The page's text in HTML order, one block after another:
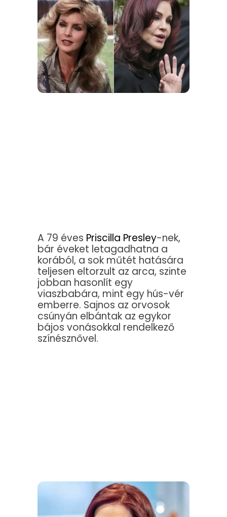
A 79 éves Priscilla Presley-nek,
bár éveket letagadhatna a
korából, a sok műtét hatására
teljesen eltorzult az arca, szinte
jobban hasonlít egy
viaszbabára, mint egy hús-vér
emberre. Sajnos az orvosok
csúnyán elbántak az egykor
bájos vonásokkal rendelkező
színésznővel.